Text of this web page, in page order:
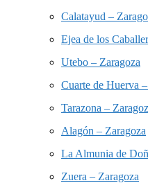
Calatayud –
Ejea de los
Utebo – Zaragoza
Cuarte de Huerva
Tarazona –
Alagón – Zaragoza
La Almunia de
Zuera – Zaragoza